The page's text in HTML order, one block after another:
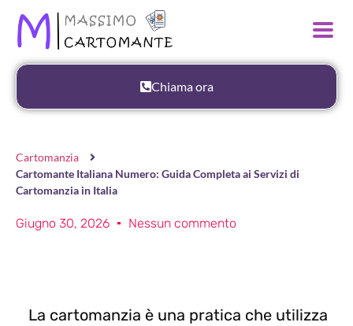
Chiama ora
Cartomanzia
Cartomante Italiana Numero: Guida Completa ai Servizi di
Cartomanzia in Italia
Giugno 30, 2026 Nessun commento
La cartomanzia è una pratica che utilizza